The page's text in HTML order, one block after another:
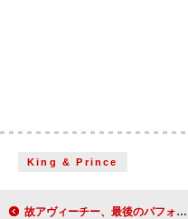
King & Prince
故アヴィーチー、最後のパフォーマンスから「Forever Yours」が初めて公式音源化